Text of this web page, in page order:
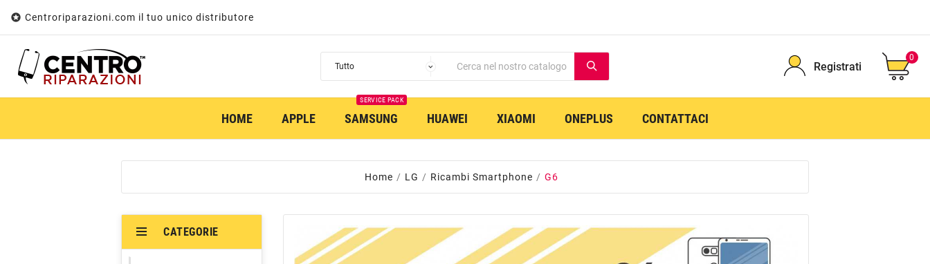
 Centroriparazioni.com il tuo unico distributore
Registrati
0
HOME APPLE SAMSUNG
SERVICE PACK
HUAWEI XIAOMI ONEPLUS CONTATTACI
Home LG Ricambi Smartphone G6
CATEGORIE